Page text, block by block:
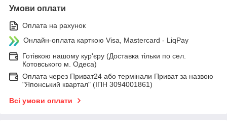
Умови оплати
Оплата на рахунок
Онлайн-оплата карткою Visa, Mastercard - LiqPay
Готівкою нашому кур'єру (Доставка тільки по сел.
Котовського м. Одеса)
Оплата через Приват24 або термінали Приват за назвою
"Японський квартал" (ІПН 3094001861)
Всі умови оплати